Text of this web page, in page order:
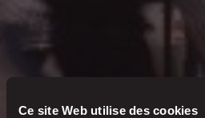
Ce site Web utilise des cookies